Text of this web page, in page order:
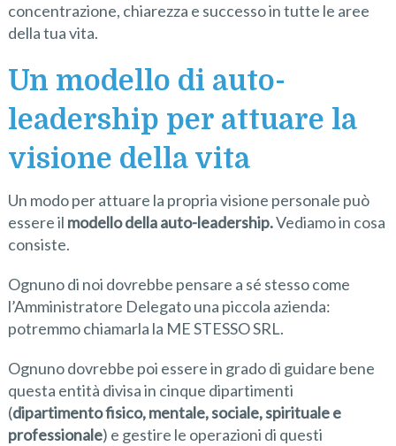
concentrazione, chiarezza e successo in tutte le aree
della tua vita.
Un modello di auto-
leadership per attuare la
visione della vita
Un modo per attuare la propria visione personale può
essere il modello della auto-leadership.Vediamo in cosa
consiste.
Ognuno di noi dovrebbe pensare a sé stesso come
l’Amministratore Delegato una piccola azienda:
potremmo chiamarla la ME STESSO SRL.
Ognuno dovrebbe poi essere in grado di guidare bene
questa entità divisa in cinque dipartimenti
(dipartimento fisico, mentale, sociale, spirituale e
professionale) e gestire le operazioni di questi